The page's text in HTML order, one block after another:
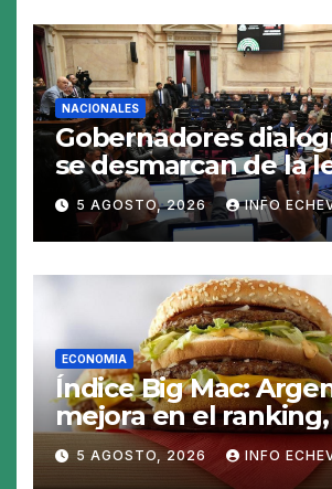
NACIONALES
Gobernadores
se desmarcan de la
Tierras y ponen en
tratamiento en el
5 AGOSTO, 2026 INFO
ECONOMIA
Índice Big Mac:
mejora en el
peso sigue
19%
5 AGOSTO, 2026 INFO